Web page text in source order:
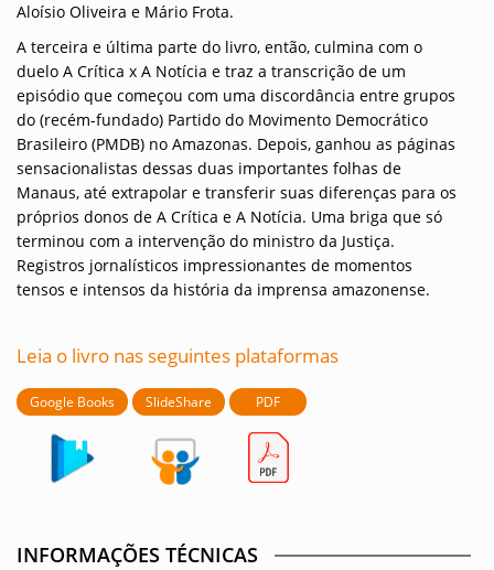
Aloísio Oliveira e Mário Frota.
A terceira e última parte do livro, então, culmina com o
duelo A Crítica x A Notícia e traz a transcrição de um
episódio que começou com uma discordância entre grupos
do (recém-fundado) Partido do Movimento Democrático
Brasileiro (PMDB) no Amazonas. Depois, ganhou as páginas
sensacionalistas dessas duas importantes folhas de
Manaus, até extrapolar e transferir suas diferenças para os
próprios donos de A Crítica e A Notícia. Uma briga que só
terminou com a intervenção do ministro da Justiça.
Registros jornalísticos impressionantes de momentos
tensos e intensos da história da imprensa amazonense.
Leia o livro nas seguintes plataformas
Google Books SlideShare PDF
INFORMAÇÕES TÉCNICAS